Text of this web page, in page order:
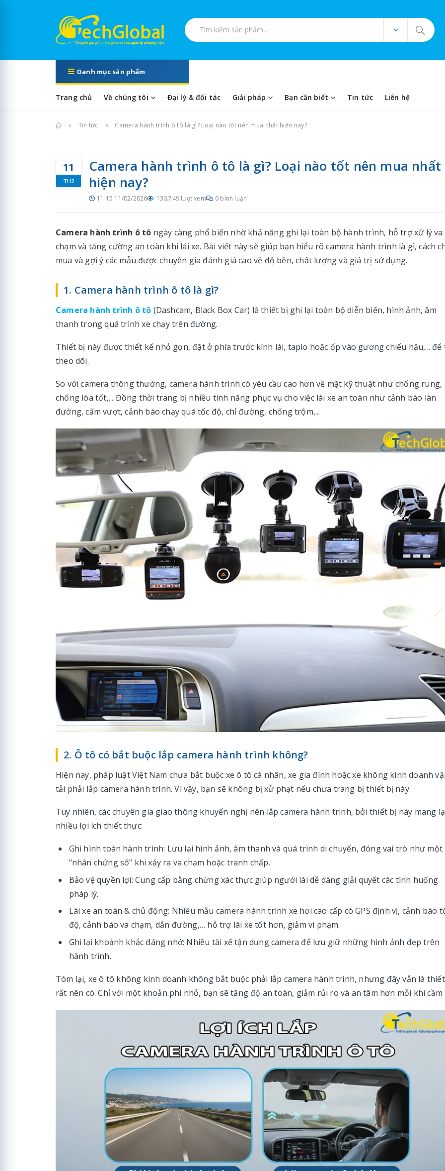
Tìm kiếm sản phẩm
Danh mục sản phẩm
Trang chủ Về chúng tôi Đại lý & đối tác Giải pháp Bạn cần biết Tin tức Liên hệ
Trang chủ
Tin tức Camera hành trình ô tô là gì? Loại nào tốt nên mua nhất hiện nay?
11
TH2
Camera hành trình ô tô là gì? Loại nào tốt nên mua nhất
hiện nay?
11:15 11/02/2026 130.749 lượt xem 0 bình luận
Camera hành trình ô tô ngày càng phổ biến nhờ khả năng ghi lại toàn bộ hành trình, hỗ trợ xử lý va
chạm và tăng cường an toàn khi lái xe. Bài viết này sẽ giúp bạn hiểu rõ camera hành trình là gì, cách
mua và gợi ý các mẫu được chuyên gia đánh giá cao về độ bền, chất lượng và giá trị sử dụng.
1. Camera hành trình ô tô là gì?
Camera hành trình ô tô (Dashcam, Black Box Car) là thiết bị ghi lại toàn bộ diễn biến, hình ảnh, âm
thanh trong quá trình xe chạy trên đường.
Thiết bị này được thiết kế nhỏ gọn, đặt ở phía trước kính lái, taplo hoặc ốp vào gương chiếu hậu,... để
theo dõi.
So với camera thông thường, camera hành trình có yêu cầu cao hơn về mặt kỹ thuật như chống rung,
chống lóa tốt,... Đồng thời trang bị nhiều tính năng phục vụ cho việc lái xe an toàn như cảnh báo làn
đường, cấm vượt, cảnh báo chạy quá tốc độ, chỉ đường, chống trộm,...
2. Ô tô có bắt buộc lắp camera hành trình không?
Hiện nay, pháp luật Việt Nam chưa bắt buộc xe ô tô cá nhân, xe gia đình hoặc xe không kinh doanh
tải phải lắp camera hành trình. Vì vậy, bạn sẽ không bị xử phạt nếu chưa trang bị thiết bị này.
Tuy nhiên, các chuyên gia giao thông khuyến nghị nên lắp camera hành trình, bởi thiết bị này mang
nhiều lợi ích thiết thực:
Ghi hình toàn hành trình: Lưu lại hình ảnh, âm thanh và quá trình di chuyển, đóng vai trò như một
“nhân chứng số” khi xảy ra va chạm hoặc tranh chấp.
Bảo vệ quyền lợi: Cung cấp bằng chứng xác thực giúp người lái dễ dàng giải quyết các tình huống
pháp lý.
Lái xe an toàn & chủ động: Nhiều mẫu camera hành trình xe hơi cao cấp có GPS định vị, cảnh báo
độ, cảnh báo va chạm, dẫn đường,… hỗ trợ lái xe tốt hơn, giảm vi phạm.
Ghi lại khoảnh khắc đáng nhớ: Nhiều tài xế tận dụng camera để lưu giữ những hình ảnh đẹp trên
hành trình.
Tóm lại, xe ô tô không kinh doanh không bắt buộc phải lắp camera hành trình, nhưng đây vẫn là
rất nên có. Chỉ với một khoản phí nhỏ, bạn sẽ tăng độ an toàn, giảm rủi ro và an tâm hơn mỗi khi cầm